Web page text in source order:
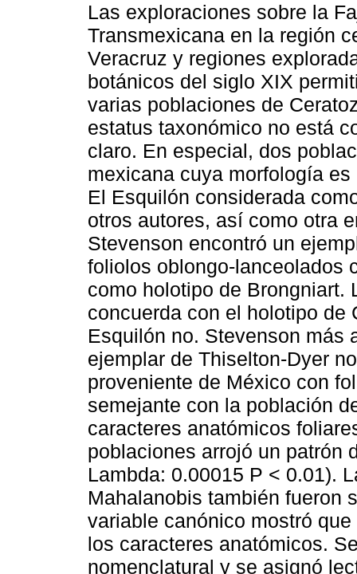
Las exploraciones sobre la
Transmexicana en la región
Veracruz y regiones
botánicos del siglo XIX
varias poblaciones de
estatus taxonómico no está
claro. En especial, dos
mexicana cuya morfología
El Esquilón considerada
otros autores, así como otra
Stevenson encontró un
foliolos oblongo-lanceolados
como holotipo de Brongniart.
concuerda con el holotipo de
Esquilón no. Stevenson más
ejemplar de Thiselton-Dyer
proveniente de México con
semejante con la población
caracteres anatómicos
poblaciones arrojó un patrón
Lambda: 0.00015 P < 0.01).
Mahalanobis también fueron
variable canónico mostró
los caracteres anatómicos.
nomenclatural y se asignó